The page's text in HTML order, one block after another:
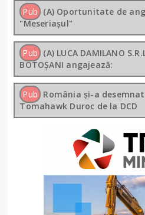
Pub (A) Oportunitate de
"Meseriașul"
Pub (A) LUCA DAMILANO
BOTOȘANI angajează:
Pub România și-a
Tomahawk Duroc de la DCD